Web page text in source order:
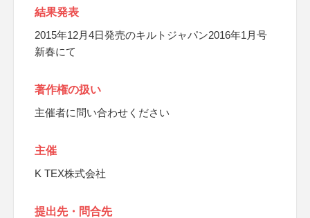
結果発表
2015年12月4日発売のキルトジャパン2016年1月号
新春にて
著作権の扱い
主催者に問い合わせください
主催
K TEX株式会社
提出先・問合先